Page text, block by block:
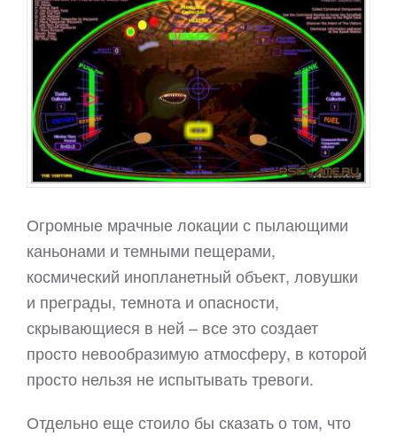
Огромные мрачные локации с пылающими
каньонами и темными пещерами,
космический инопланетный объект, ловушки
и преграды, темнота и опасности,
скрывающиеся в ней – все это создает
просто невообразимую атмосферу, в которой
просто нельзя не испытывать тревоги.
Отдельно еще стоило бы сказать о том, что